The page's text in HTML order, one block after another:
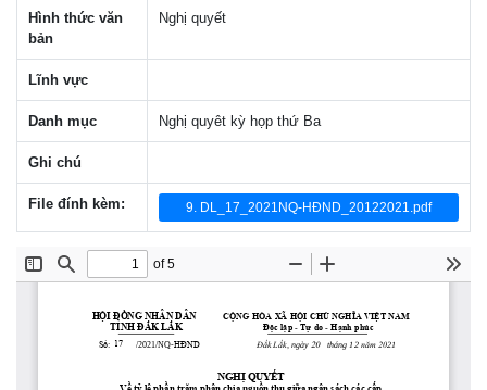
Hình thức văn
bản
Nghị quyết
Lĩnh vực
Danh mục Nghị quyêt kỳ họp thứ Ba
Ghi chú
File đính kèm: 9. DL_17_2021NQ-HĐND_20122021.pdf